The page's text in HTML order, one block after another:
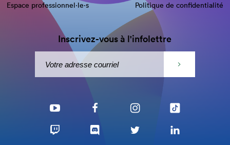
Espace professionnel·le⋅s
Politique de confidentialité
Inscrivez-vous à l'infolettre